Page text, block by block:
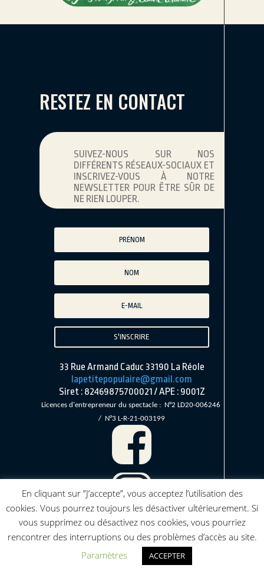
RESTEZ EN CONTACT
SUIVEZ-NOUS SUR NOS
DIFFÉRENTS RÉSEAUX-SOCIAUX ET
INSCRIVEZ-VOUS À NOTRE
NEWSLETTER POUR ÊTRE SÛR DE
NE RIEN LOUPER.
S'INSCRIRE
33 Rue Armand Caduc 33190 La Réole
lapetitepopulaire@gmail.com
Siret : 82469875700021 / APE : 9001Z
Licences d'entrepreneur du spectacle : N°2 LD20-006246
/ N°3 L-R-21-003199
En cliquant sur ”J’accepte”, vous acceptez l’utilisation des
cookies. Vous pourrez toujours les désactiver ultérieurement. Si
vous supprimez ou désactivez nos cookies, vous pourriez
rencontrer des interruptions ou des problèmes d’accès au site.
Paramètres
ACCEPTER